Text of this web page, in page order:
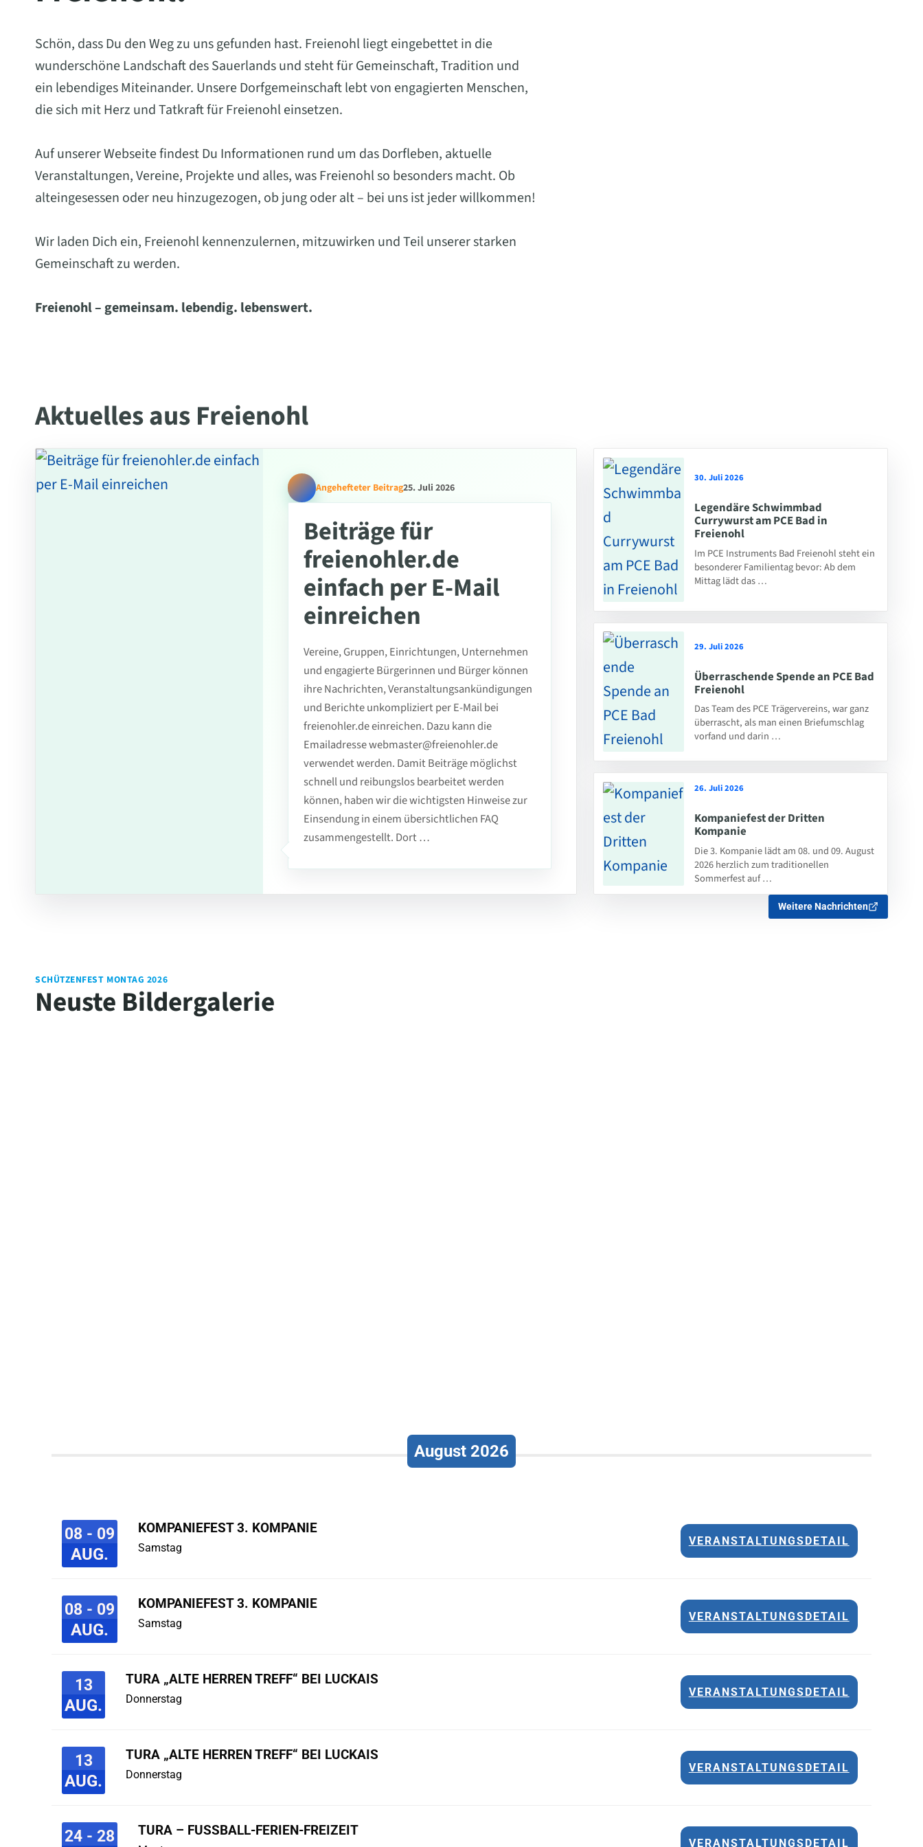
Schön, dass Du den Weg zu uns gefunden hast. Freienohl liegt eingebettet in die
wunderschöne Landschaft des Sauerlands und steht für Gemeinschaft, Tradition und
ein lebendiges Miteinander. Unsere Dorfgemeinschaft lebt von engagierten Menschen,
die sich mit Herz und Tatkraft für Freienohl einsetzen.
Auf unserer Webseite findest Du Informationen rund um das Dorfleben, aktuelle
Veranstaltungen, Vereine, Projekte und alles, was Freienohl so besonders macht. Ob
alteingesessen oder neu hinzugezogen, ob jung oder alt – bei uns ist jeder willkommen!
Wir laden Dich ein, Freienohl kennenzulernen, mitzuwirken und Teil unserer starken
Gemeinschaft zu werden.
Freienohl – gemeinsam. lebendig. lebenswert.
Aktuelles aus Freienohl
Angehefteter Beitrag25. Juli 2026
Beiträge für
freienohler.de
einfach per E-Mail
einreichen
Vereine, Gruppen, Einrichtungen, Unternehmen
und engagierte Bürgerinnen und Bürger können
ihre Nachrichten, Veranstaltungsankündigungen
und Berichte unkompliziert per E-Mail bei
freienohler.de einreichen. Dazu kann die
Emailadresse webmaster@freienohler.de
verwendet werden. Damit Beiträge möglichst
schnell und reibungslos bearbeitet werden
können, haben wir die wichtigsten Hinweise zur
Einsendung in einem übersichtlichen FAQ
zusammengestellt. Dort …
30. Juli 2026
Legendäre Schwimmbad
Currywurst am PCE Bad in
Freienohl
Im PCE Instruments Bad Freienohl steht ein
besonderer Familientag bevor: Ab dem
Mittag lädt das …
29. Juli 2026
Überraschende Spende an PCE Bad
Freienohl
Das Team des PCE Trägervereins, war ganz
überrascht, als man einen Briefumschlag
vorfand und darin …
26. Juli 2026
Kompaniefest der Dritten
Kompanie
Die 3. Kompanie lädt am 08. und 09. August
2026 herzlich zum traditionellen
Sommerfest auf …
Weitere Nachrichten
SCHÜTZENFEST MONTAG 2026
Neuste Bildergalerie
August 2026
08 - 09
AUG.
KOMPANIEFEST 3. KOMPANIE
Samstag
VERANSTALTUNGSDETAIL
08 - 09
AUG.
KOMPANIEFEST 3. KOMPANIE
Samstag
VERANSTALTUNGSDETAIL
13
AUG.
TURA „ALTE HERREN TREFF“ BEI LUCKAIS
Donnerstag
VERANSTALTUNGSDETAIL
13
AUG.
TURA „ALTE HERREN TREFF“ BEI LUCKAIS
Donnerstag
VERANSTALTUNGSDETAIL
24 - 28 TURA – FUSSBALL-FERIEN-FREIZEIT
VERANSTALTUNGSDETAIL